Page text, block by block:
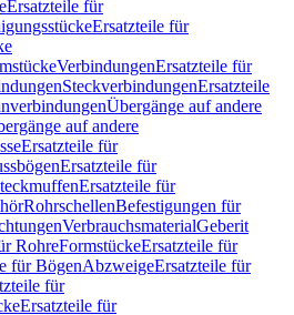
Ersatzteile für
Ersatzteile für
VerbindungenErsatzteile für
SteckverbindungenErsatzteile
Übergänge auf andere
auf andere
Ersatzteile für
Ersatzteile für
Ersatzteile für
RohrschellenBefestigungen für
VerbrauchsmaterialGeberit
RohreFormstückeErsatzteile für
für BögenAbzweigeErsatzteile für
für
Ersatzteile für